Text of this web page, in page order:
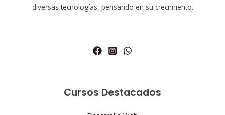
diversas tecnologías, pensando en su crecimiento.
Cursos Destacados